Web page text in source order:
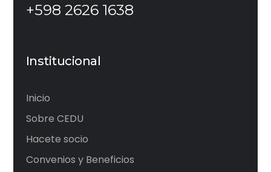
+598 2626 1638
Institucional
Inicio
Sobre CEDU
Hacete socio
Convenios y Beneficios